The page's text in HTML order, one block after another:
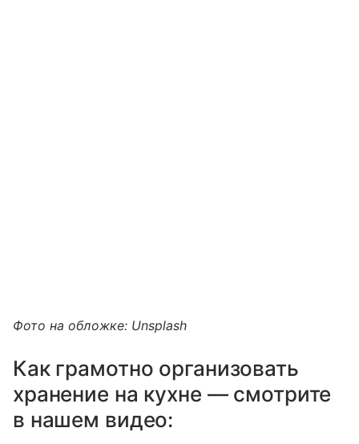
Фото на обложке: Unsplash
Как грамотно организовать
хранение на кухне — смотрите
в нашем видео: